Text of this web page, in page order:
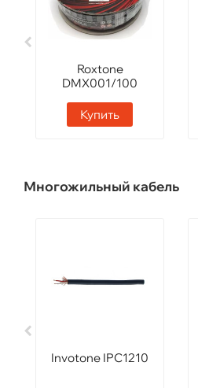
Roxtone
DMX001/100
Купить
Многожильный кабель
Invotone IPC1210